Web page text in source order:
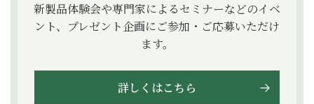
新製品体験会や専門家によるセミナーなどのイベ
ント、プレゼント企画にご参加・ご応募いただけ
ます。
詳しくはこちら